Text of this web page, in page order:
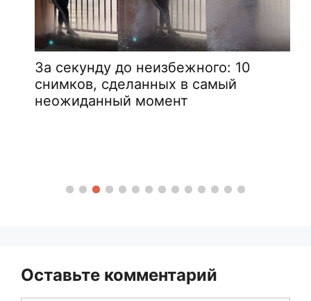
За секунду до неизбежного: 10
снимков, сделанных в самый
неожиданный момент
Оставьте комментарий